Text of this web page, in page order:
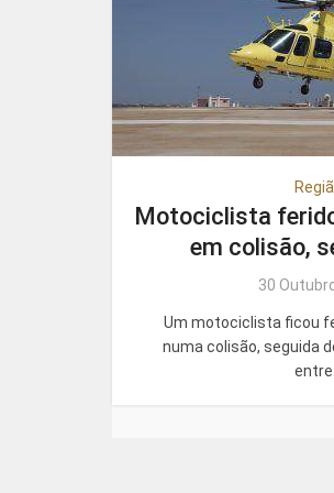
Motociclista
em colisão,
30
Um motociclista ficou
numa colisão, seguida
entre...